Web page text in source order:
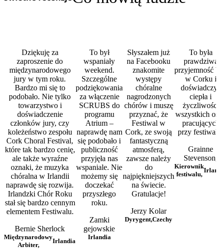
Dziękuję za
zaproszenie do
międzynarodowego
jury w tym roku.
Bardzo mi się to
podobało. Nie tylko
towarzystwo i
doświadczenie
członków jury, czy
koleżeństwo zespołu
Cork Choral Festival,
które tak bardzo cenię,
ale także wyraźne
oznaki, że muzyka
chóralna w Irlandii
naprawdę się rozwija.
Irlandzki Chór Roku
stał się bardzo cennym
elementem Festiwalu.
Bernie Sherlock
Międzynarodowy
Arbiter,
Irlandia
To był
wspaniały
weekend.
Szczególne
podziękowania
za włączenie
SCRUBS do
programu
Atrium –
naprawdę nam
się podobało i
publiczność
przyjęła nas
wspaniale. Nie
możemy się
doczekać
przyszłego
roku.
Zamki
gejowskie
Irlandia
Słyszałem już
na Facebooku
znakomite
występy
chóralne
nagrodzonych
chórów i muszę
przyznać, że
Festiwal w
Cork, ze swoją
fantastyczną
atmosferą,
zawsze należy
do
najpiękniejszych
na świecie.
Gratulacje!
Jerzy Kolar
Dyrygent,Czechy
To była
prawdziwa
przyjemność
w Corku i
ciepła i
życzliwości
wszystkich
pracujących
przy
Grainne
Stevenson,
Kierownik
festiwalu,